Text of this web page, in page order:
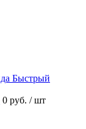
Быстрый
0 руб. / шт